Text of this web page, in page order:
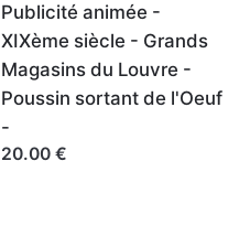
Publicité animée -
XIXème siècle - Grands
Magasins du Louvre -
Poussin sortant de l'Oeuf
-
20.00 €